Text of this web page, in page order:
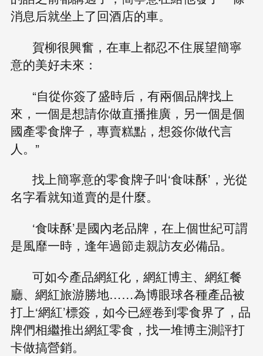
消息后就坐上了回酒店的車。
賀柳很興奮，在車上都忍不住展望簡寧
意的美好未來：
“自從你簽了盛時后，有兩個品牌找上
來，一個是想請你做直播推廣，另一個是個
國產零食牌子，專賣糕點，想簽你做代言
人。”
找上簡寧意的零食牌子叫‘食味酥’，光從
名字看就知道賣的是什麼。
‘食味酥’是國內老品牌，在上個世紀可謂
是風靡一時，逢年過節走親訪友必備品。
可如今產品網紅化，網紅博主、網紅餐
廳、網紅旅游勝地……為博眼球各種產品被
打上‘網紅’標簽，如今已經卷到零食界了，品
牌們相繼推出網紅零食，找一堆博主測評打
卡做搞營銷。